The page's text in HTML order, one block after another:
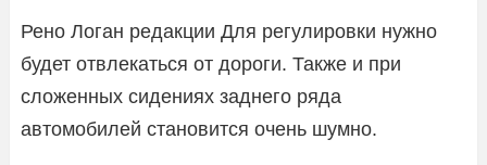
Рено Логан редакции Для регулировки нужно
будет отвлекаться от дороги. Также и при
сложенных сидениях заднего ряда
автомобилей становится очень шумно.